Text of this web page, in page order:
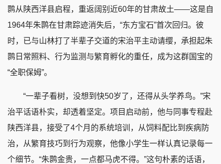
鹮从陕西洋县启程，重返阔别近60年的甘肃故土——这是自
1964年朱鹮在甘肃踪迹消失后，“东方宝石”首次回归。彼
时，已与山林打了半辈子交道的宋治平主动请缨，承担起朱
鹮日常照料、行为监测与繁育孵化的重任，成为这群国宝的
“全职保姆”。
“一辈子看树，没想到快50岁了，还得从头学养鸟。”宋
治平话语朴实，却透着坚定。项目启动前，他与同事专程赴
陕西洋县，接受了4个月的系统培训，从饲料配比到疾病防
治，从繁育技巧到行为观察，他像小学生一样认真记录每一
个细节。“朱鹮金贵，一点都马虎不得。”这句朴素的话语，